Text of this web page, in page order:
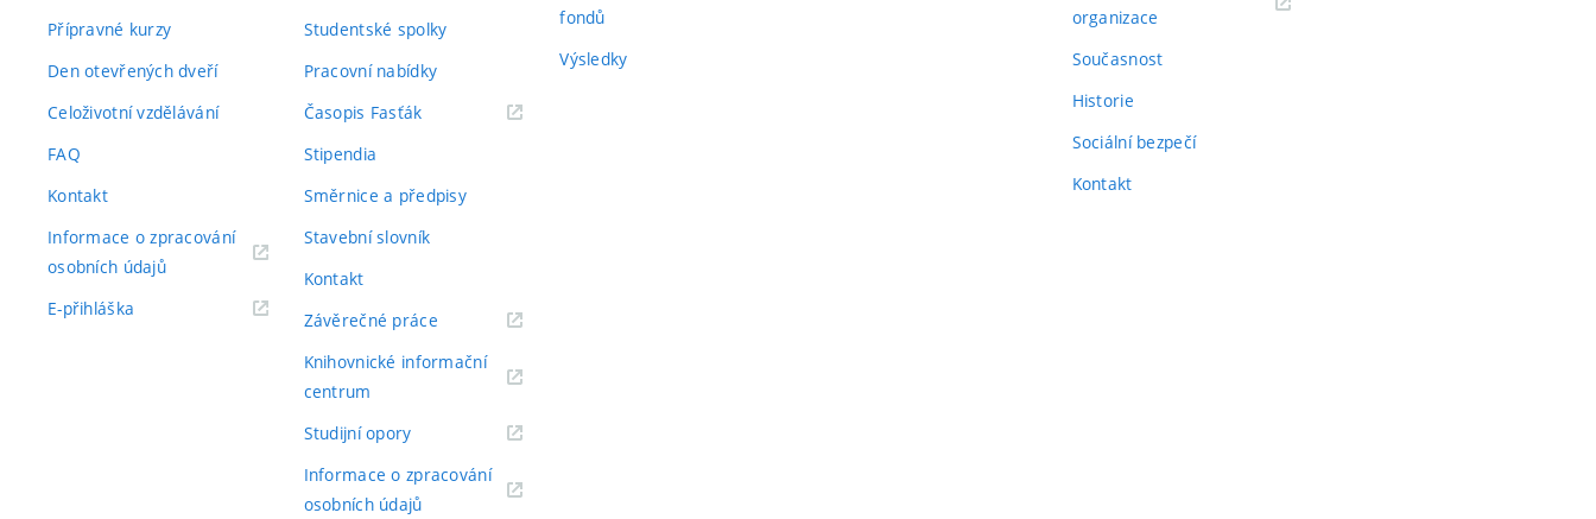
Přípravné kurzy
Den otevřených dveří
Celoživotní vzdělávání
FAQ
Kontakt
Informace o zpracování
osobních údajů(externí
E-přihláška
Studentské spolky
Pracovní nabídky
Časopis Fasťák(externí
Stipendia
Směrnice a předpisy
Stavební slovník
Kontakt
Závěrečné práce(externí
Knihovnické informační
centrum
Studijní opory(externí
Informace o zpracování
osobních údajů(externí
fondů
Výsledky
organizace
Současnost
Historie
Sociální bezpečí
Kontakt